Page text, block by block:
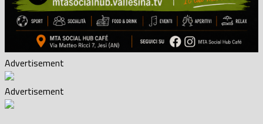
Advertisement
Advertisement